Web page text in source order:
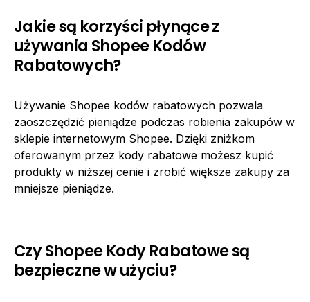
Jakie są korzyści płynące z
używania Shopee Kodów
Rabatowych?
Używanie Shopee kodów rabatowych pozwala
zaoszczędzić pieniądze podczas robienia zakupów w
sklepie internetowym Shopee. Dzięki zniżkom
oferowanym przez kody rabatowe możesz kupić
produkty w niższej cenie i zrobić większe zakupy za
mniejsze pieniądze.
Czy Shopee Kody Rabatowe są
bezpieczne w użyciu?